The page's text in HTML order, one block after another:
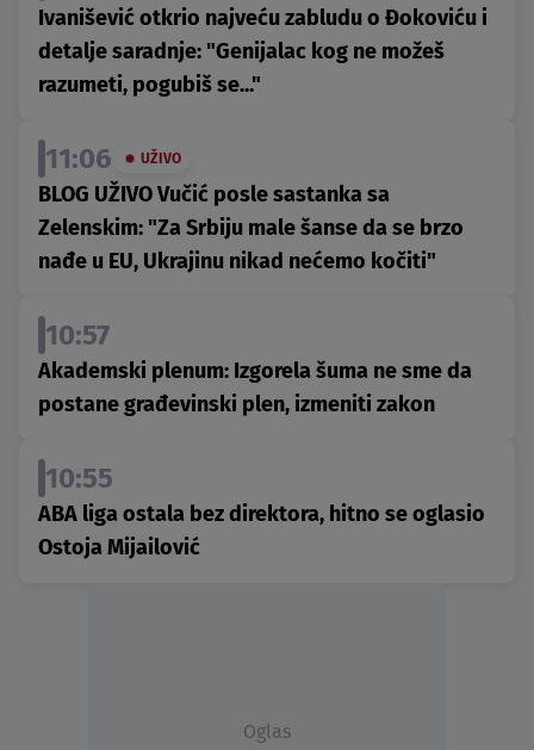
Ivanišević otkrio najveću zabludu o Đokoviću i
detalje saradnje: "Genijalac kog ne možeš
razumeti, pogubiš se..."
11:06 UŽIVO
BLOG UŽIVO Vučić posle sastanka sa
Zelenskim: "Za Srbiju male šanse da se brzo
nađe u EU, Ukrajinu nikad nećemo kočiti"
10:57
Akademski plenum: Izgorela šuma ne sme da
postane građevinski plen, izmeniti zakon
10:55
ABA liga ostala bez direktora, hitno se oglasio
Ostoja Mijailović
Oglas